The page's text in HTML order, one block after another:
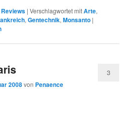
|Verschlagwortet mitArte,
,Gentechnik,Monsanto |
2008von Penaence
3